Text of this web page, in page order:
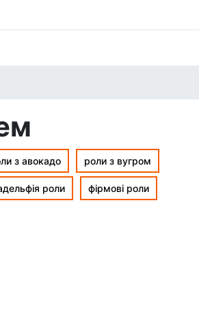
з авокадо роли з вугром
роли фірмові роли